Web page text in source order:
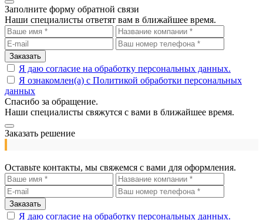
Заполните форму обратной связи
Наши специалисты ответят вам в ближайшее время.
Заказать
Я даю согласие на обработку персональных данных.
Я ознакомлен(а) с Политикой обработки персональных
данных
Спасибо за обращение.
Наши специалисты свяжутся с вами в ближайшее время.
Заказать решение
Оставьте контакты, мы свяжемся с вами для оформления.
Заказать
Я даю согласие на обработку персональных данных.